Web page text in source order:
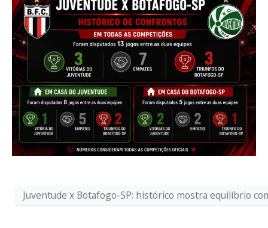
Juventude x Botafogo-SP: histórico mostra equilíbrio